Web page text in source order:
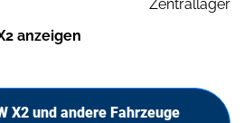
Zentrallager
anzeigen
X2 und andere Fahrzeuge